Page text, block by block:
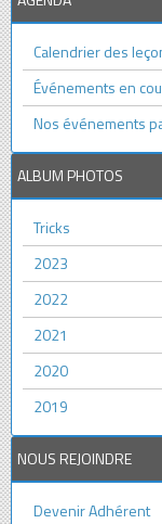
Calendrier des
Événements en
Nos événements
ALBUM PHOTOS
Tricks
2023
2022
2021
2020
2019
NOUS REJOINDRE
Devenir Adhérent